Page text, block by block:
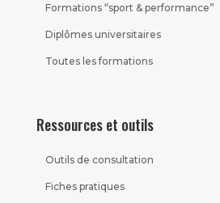
Formations “sport & performance”
Diplômes universitaires
Toutes les formations
Ressources et outils
Outils de consultation
Fiches pratiques